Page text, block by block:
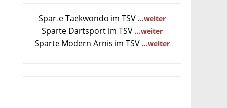
Sparte Taekwondo im TSV ...weiter
Sparte Dartsport im TSV ...weiter
Sparte Modern Arnis im TSV ...weiter